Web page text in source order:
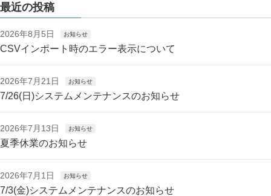
最近の投稿
2026年8月5日 お知らせ
CSVインポート時のエラー表示について
2026年7月21日 お知らせ
7/26(日)システムメンテナンスのお知らせ
2026年7月13日 お知らせ
夏季休業のお知らせ
2026年7月1日 お知らせ
7/3(金)システムメンテナンスのお知らせ